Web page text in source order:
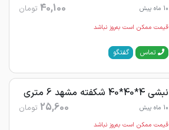
10 ماه پیش 40,100 تومان
قیمت ممکن است به‌روز نباشد
تماس گفتگو
نبشی 4*40*40 شکفته مشهد 6 متری
10 ماه پیش 25,600 تومان
قیمت ممکن است به‌روز نباشد